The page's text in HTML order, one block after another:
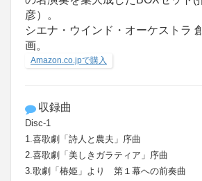
彦）。
シエナ・ウインド・オーケストラ
画。
Amazon.co.jpで購入
収録曲
Disc-1
1.喜歌劇「詩人と農夫」序曲
2.喜歌劇「美しきガラティア」序曲
3.歌劇「椿姫」より 第１幕への前奏曲